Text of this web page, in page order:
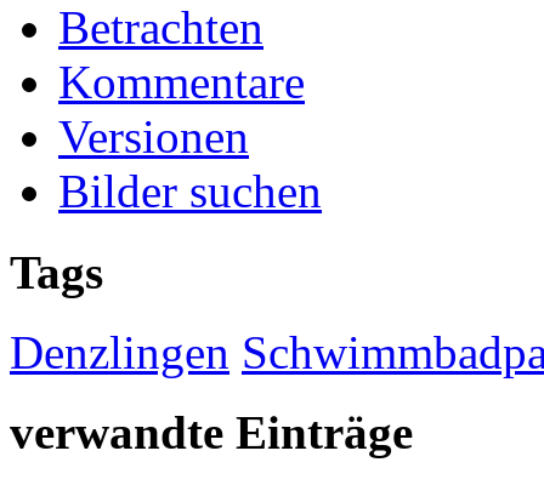
Betrachten
Kommentare
Versionen
Bilder suchen
Tags
Denzlingen
verwandte Einträge